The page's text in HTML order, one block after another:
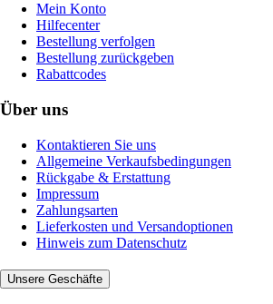
Mein Konto
Hilfecenter
Bestellung verfolgen
Bestellung zurückgeben
Rabattcodes
Über uns
Kontaktieren Sie uns
Allgemeine Verkaufsbedingungen
Rückgabe & Erstattung
Impressum
Zahlungsarten
Lieferkosten und Versandoptionen
Hinweis zum Datenschutz
Unsere Geschäfte